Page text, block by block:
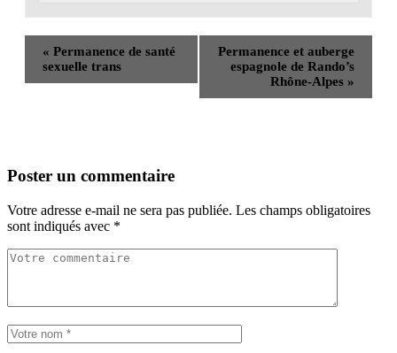
« Permanence de santé
sexuelle trans
Permanence et auberge
espagnole de Rando’s
Rhône-Alpes »
Poster un commentaire
Votre adresse e-mail ne sera pas publiée. Les champs obligatoires
sont indiqués avec *